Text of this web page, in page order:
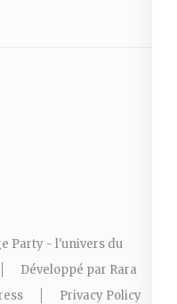
Party - l'univers du
Développé par Rara
Privacy Policy